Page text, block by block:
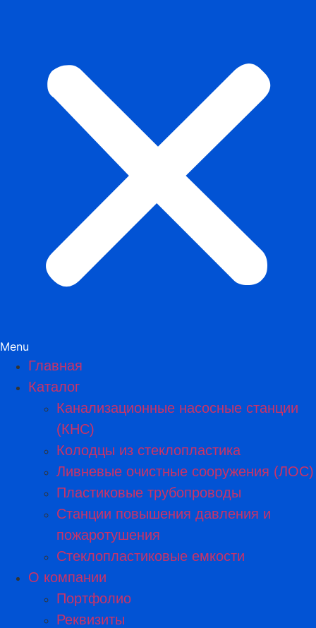
Menu
Главная
Каталог
Канализационные насосные станции
(КНС)
Колодцы из стеклопластика
Ливневые очистные сооружения (ЛОС)
Пластиковые трубопроводы​
Станции повышения давления и
пожаротушения
Стеклопластиковые емкости
О компании
Портфолио
Реквизиты